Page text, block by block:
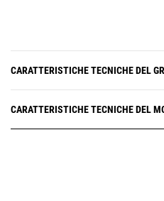
CARATTERISTICHE TECNICHE DEL
CARATTERISTICHE TECNICHE DEL